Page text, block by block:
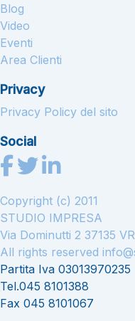
Blog
Video
Eventi
Area Clienti
Privacy
Privacy Policy del sito
Social
Copyright (c) 2011
STUDIO IMPRESA
Via Dominutti 2 37135
All rights reserved
Partita Iva 03013970235
Tel.045 8101388
Fax 045 8101067